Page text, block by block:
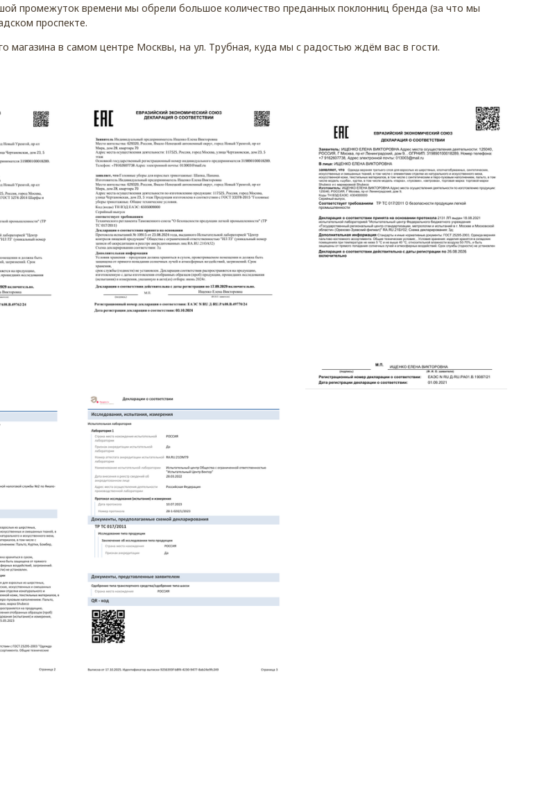
промежуток времени мы обрели большое количество преданных поклонниц бренда (за что мы
проспекте.
магазина в самом центре Москвы, на ул. Трубная, куда мы с радостью ждём вас в гости.